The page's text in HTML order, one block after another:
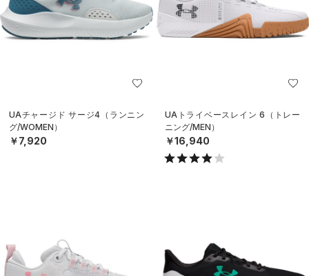
UAチャージド サージ4（ランニン
グ/WOMEN）
￥7,920
UAトライベースレイン 6（トレー
ニング/MEN）
￥16,940